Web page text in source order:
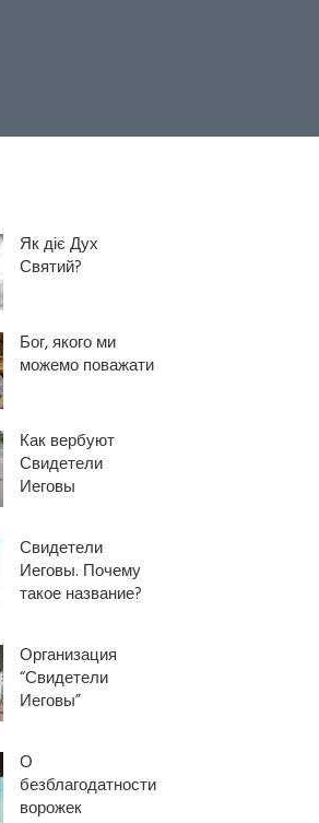
Як діє Дух
Святий?
Бог, якого ми
можемо поважати
Как вербуют
Свидетели
Иеговы
Свидетели
Иеговы. Почему
такое название?
Организация
“Свидетели
Иеговы”
О
безблагодатности
ворожек